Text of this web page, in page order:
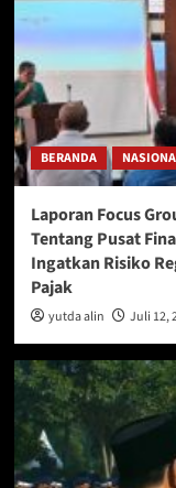
BERANDA
Laporan Focus
Tentang Pusat
Ingatkan Risiko
Pajak
yutda alin Juli 12,